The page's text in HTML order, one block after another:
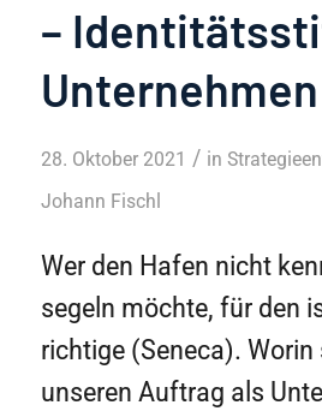
–
Unternehmen
28. Oktober 2021 / in
Johann Fischl
Wer den Hafen nicht
segeln möchte, für den
richtige (Seneca). Worin
unseren Auftrag als